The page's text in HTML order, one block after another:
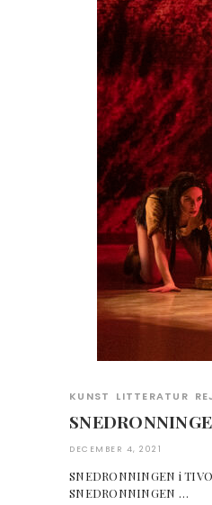
KUNST LITTERATUR
DECEMBER 4, 2021
SNEDRONNINGEN i
SNEDRONNINGEN …